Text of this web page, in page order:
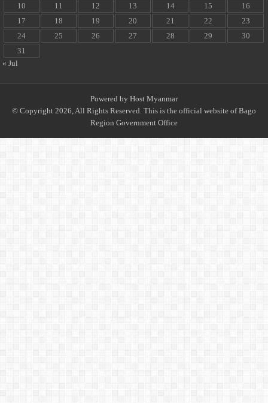
10
11 12 13 14 15
16
17
18 19 20 21 22
23
24
25 26 27 28 29
30
31
« Jul
Powered by Host Myanmar
© Copyright 2026, All Rights Reserved. This is the official website of Bago
Region Government Office